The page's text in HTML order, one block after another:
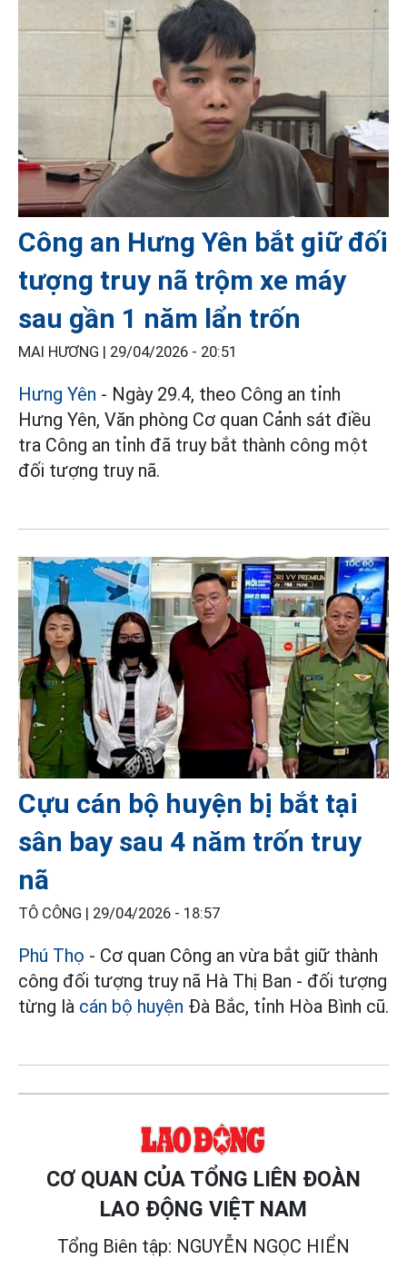
Công an Hưng Yên bắt giữ đối
tượng truy nã trộm xe máy
sau gần 1 năm lẩn trốn
MAI HƯƠNG | 29/04/2026 - 20:51
Hưng Yên - Ngày 29.4, theo Công an tỉnh
Hưng Yên, Văn phòng Cơ quan Cảnh sát điều
tra Công an tỉnh đã truy bắt thành công một
đối tượng truy nã.
Cựu cán bộ huyện bị bắt tại
sân bay sau 4 năm trốn truy
nã
TÔ CÔNG | 29/04/2026 - 18:57
Phú Thọ - Cơ quan Công an vừa bắt giữ thành
công đối tượng truy nã Hà Thị Ban - đối tượng
từng là cán bộ huyện Đà Bắc, tỉnh Hòa Bình cũ.
CƠ QUAN CỦA TỔNG LIÊN ĐOÀN
LAO ĐỘNG VIỆT NAM
Tổng Biên tập: NGUYỄN NGỌC HIỂN